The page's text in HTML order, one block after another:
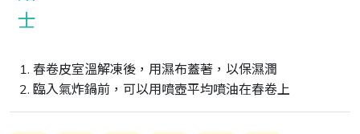
1. 春卷皮室溫解凍後，用濕布蓋著，以保濕潤
2. 臨入氣炸鍋前，可以用噴壺平均噴油在春卷上